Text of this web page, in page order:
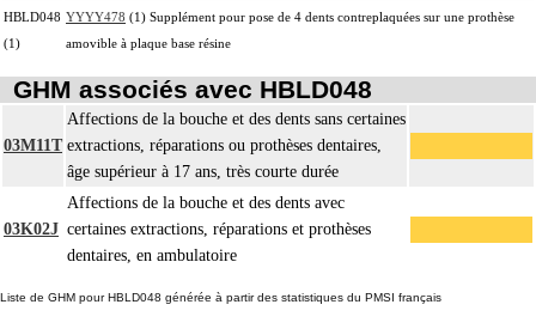
HBLD048
(1)
YYYY478 (1) Supplément pour pose de 4 dents contreplaquées sur une prothèse
amovible à plaque base résine
GHM associés avec HBLD048
03M11T
Affections de la bouche et des dents sans certaines
extractions, réparations ou prothèses dentaires,
âge supérieur à 17 ans, très courte durée
03K02J
Affections de la bouche et des dents avec
certaines extractions, réparations et prothèses
dentaires, en ambulatoire
Liste de GHM pour HBLD048 générée à partir des statistiques du PMSI français